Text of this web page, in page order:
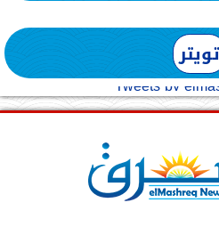
تويتر
Tweets by